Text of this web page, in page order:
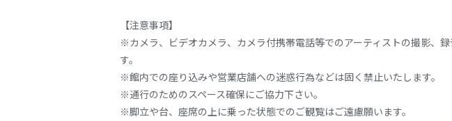
【注意事項】
※カメラ、ビデオカメラ、カメラ付携帯電話等でのアーティストの撮影、
す。
※館内での座り込みや営業店舗への迷惑行為などは固く禁止いたします。
※通行のためのスペース確保にご協力下さい。
※脚立や台、座席の上に乗った状態でのご観覧はご遠慮願います。